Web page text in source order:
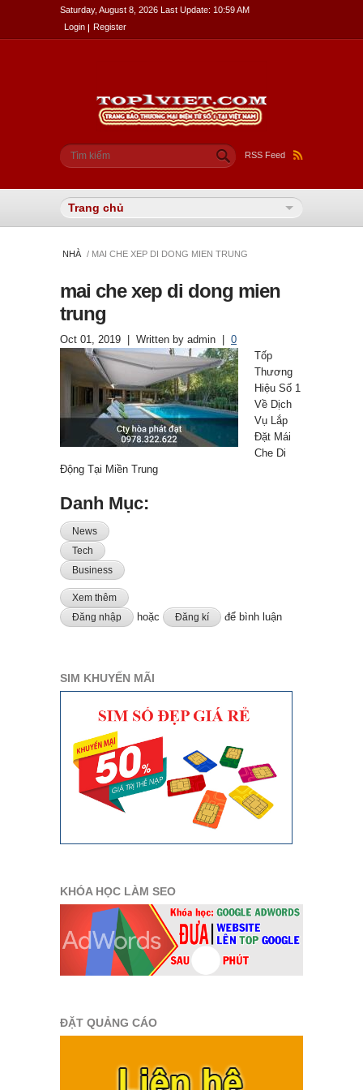
Saturday, August 8, 2026 Last Update: 10:59 AM
Login
Register
RSS Feed
Biểu mẫu tìm kiếm
Tìm kiếm
NHÀ / MAI CHE XEP DI DONG MIEN TRUNG
mai che xep di dong mien
trung
Oct 01, 2019 | Written by admin | 0
Tốp
Thương
Hiệu Số 1
Về Dịch
Vụ Lắp
Đặt Mái
Che Di
Động Tại Miền Trung
Danh Mục:
News
Tech
Business
Xem thêm về Tốp Thương Hiệu Số 1 Về Dịch Vụ Lắp Đặt Mái Che
Di Động Tại Miền Trung
Đăng nhập hoặc Đăng kí để bình luận
SIM KHUYẾN MÃI
KHÓA HỌC LÀM SEO
ĐẶT QUẢNG CÁO